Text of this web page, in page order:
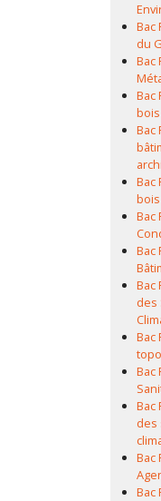
Bac
du
Bac
Bac
bois
Bac
Bac
Bac
Bac
Bac
des
Bac
Bac
Bac
des
Bac
Bac